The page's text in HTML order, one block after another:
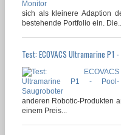
sich als kleinere Adaption
bestehende Portfolio ein.
Test: ECOVACS Ultramarine
anderen Robotic-Produkten
einem Preis...